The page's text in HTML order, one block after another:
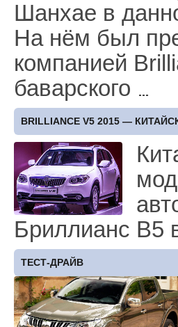
Шанхае в
На нём был
компанией
баварского
BRILLIANCE V5 2015 —
Бриллианс В5
ТЕСТ-ДРАЙВ